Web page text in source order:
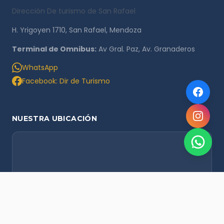
Dirección De turismo de San Rafael
H. Yrigoyen 1710, San Rafael, Mendoza
Terminal de Omnibus: Av Gral. Paz, Av. Granaderos
WhatsApp
Facebook: Dir de Turismo
NUESTRA UBICACIÓN